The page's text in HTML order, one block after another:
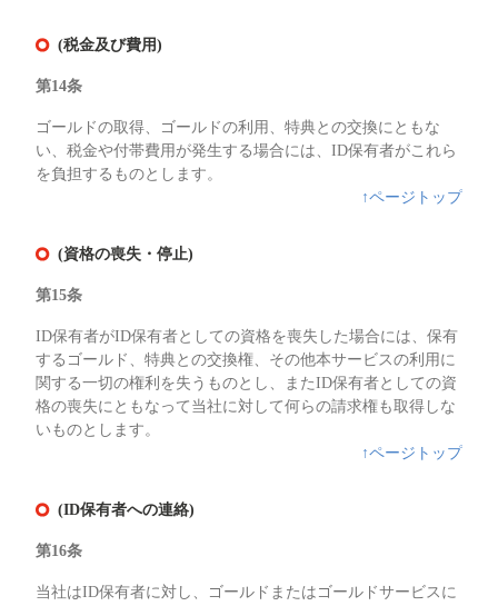
(税金及び費用)
第14条
ゴールドの取得、ゴールドの利用、特典との交換にともな
い、税金や付帯費用が発生する場合には、ID保有者がこれら
を負担するものとします。
↑ページトップ
(資格の喪失・停止)
第15条
ID保有者がID保有者としての資格を喪失した場合には、保有
するゴールド、特典との交換権、その他本サービスの利用に
関する一切の権利を失うものとし、またID保有者としての資
格の喪失にともなって当社に対して何らの請求権も取得しな
いものとします。
↑ページトップ
(ID保有者への連絡)
第16条
当社はID保有者に対し、ゴールドまたはゴールドサービスに